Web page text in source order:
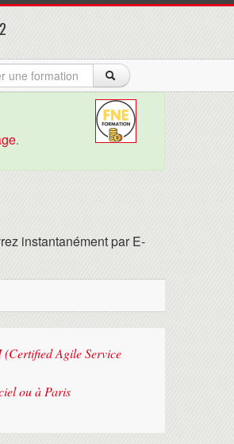
.
instantanément par E-
Agile Service
ou à Paris